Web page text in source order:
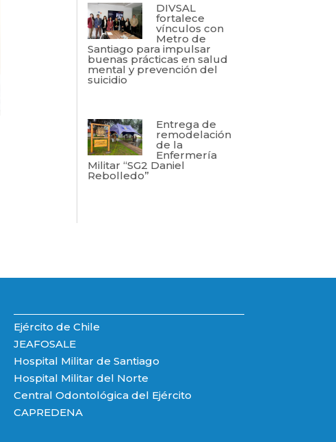
DIVSAL
fortalece
vínculos con
Metro de
Santiago para impulsar
buenas prácticas en salud
mental y prevención del
suicidio
Entrega de
remodelación
de la
Enfermería
Militar “SG2 Daniel
Rebolledo”
Ejército de Chile
JEAFOSALE
Hospital Militar de Santiago
Hospital Militar del Norte
Central Odontológica del Ejército
CAPREDENA